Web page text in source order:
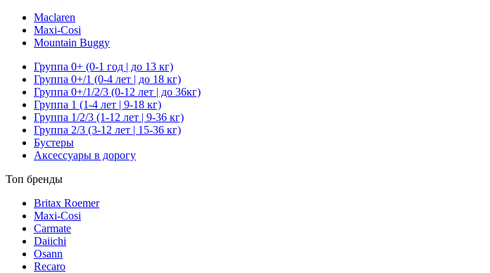
Maclaren
Maxi-Cosi
Mountain Buggy
Группа 0+ (0-1 год | до 13 кг)
Группа 0+/1 (0-4 лет | до 18 кг)
Группа 0+/1/2/3 (0-12 лет | до 36кг)
Группа 1 (1-4 лет | 9-18 кг)
Группа 1/2/3 (1-12 лет | 9-36 кг)
Группа 2/3 (3-12 лет | 15-36 кг)
Бустеры
Аксессуары в дорогу
Топ бренды
Britax Roemer
Maxi-Cosi
Carmate
Daiichi
Osann
Recaro